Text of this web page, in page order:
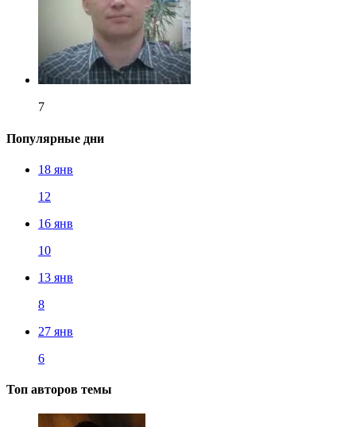
7
Популярные дни
18 янв
12
16 янв
10
13 янв
8
27 янв
6
Топ авторов темы